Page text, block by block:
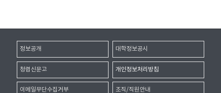
정보공개 대학정보공시
청렴신문고 개인정보처리방침
이메일무단수집거부 조직/직원안내